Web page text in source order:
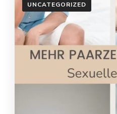
UNCATEGORIZED